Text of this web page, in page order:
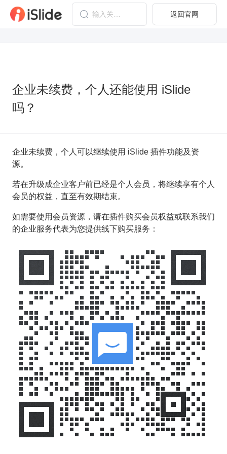
返回官网
企业未续费，个人还能使用 iSlide
吗？
企业未续费，个人可以继续使用 iSlide 插件功能及资
源。
若在升级成企业客户前已经是个人会员，将继续享有个人
会员的权益，直至有效期结束。
如需要使用会员资源，请在插件购买会员权益或联系我们
的企业服务代表为您提供线下购买服务：